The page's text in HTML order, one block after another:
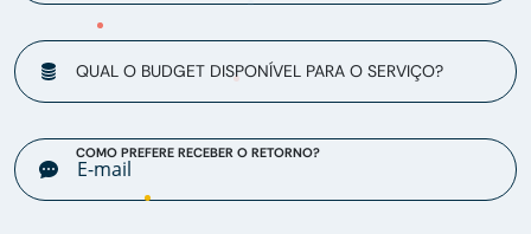
QUAL O BUDGET DISPONÍVEL PARA O SERVIÇO?
COMO PREFERE RECEBER O RETORNO?